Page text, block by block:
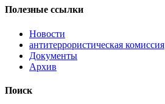
Полезные ссылки
Новости
антитеррористическая комиссия
Документы
Архив
Поиск